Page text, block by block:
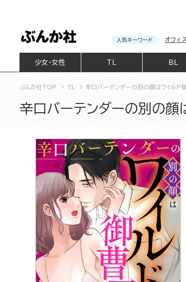
人気キーワード オフィ
少女・女性 BL
ぶんか社TOP TL 辛口バーテンダーの別の顔はワイルド御
辛口バーテンダーの別の顔